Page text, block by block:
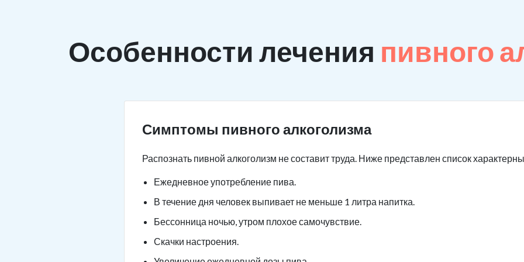
Особенности лечения пивного
Симптомы пивного алкоголизма
Распознать пивной алкоголизм не составит труда. Ниже представлен список
Ежедневное употребление пива.
В течение дня человек выпивает не меньше 1 литра напитка.
Бессонница ночью, утром плохое самочувствие.
Скачки настроения.